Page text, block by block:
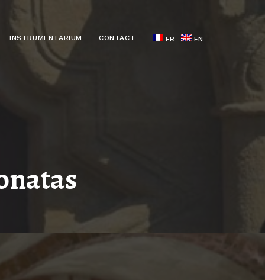
INSTRUMENTARIUM CONTACT FR EN